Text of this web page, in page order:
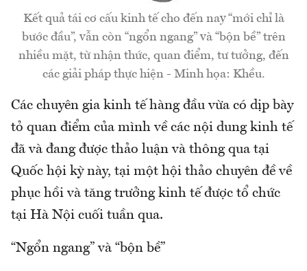
Kết quả tái cơ cấu kinh tế cho đến nay “mới chỉ là
bước đầu”, vẫn còn “ngổn ngang” và “bộn bề” trên
nhiều mặt, từ nhận thức, quan điểm, tư tưởng, đến
các giải pháp thực hiện - Minh họa: Khều.
Các chuyên gia kinh tế hàng đầu vừa có dịp bày
tỏ quan điểm của mình về các nội dung kinh tế
đã và đang được thảo luận và thông qua tại
Quốc hội kỳ này, tại một hội thảo chuyên đề về
phục hồi và tăng trưởng kinh tế được tổ chức
tại Hà Nội cuối tuần qua.
“Ngổn ngang” và “bộn bề”